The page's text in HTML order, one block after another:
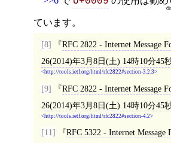
ています。
[8] RFC 2822 - Internet Message
26(2014)年3月8日(土) 14時10分45
http://tools.ietf.org/html/rfc2822#section-3.2.3
[9] RFC 2822 - Internet Message
26(2014)年3月8日(土) 14時10分45
http://tools.ietf.org/html/rfc2822#section-4.2
[11] RFC 5322 - Internet Message